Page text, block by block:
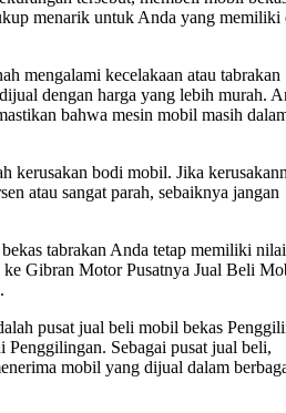
menarik untuk Anda yang memiliki
mengalami kecelakaan atau tabrakan
dengan harga yang lebih murah.
bahwa mesin mobil masih
kerusakan bodi mobil. Jika
atau sangat parah, sebaiknya jangan
tabrakan Anda tetap memiliki
ke Gibran Motor Pusatnya Jual Beli
pusat jual beli mobil bekas
Penggilingan. Sebagai pusat jual beli,
mobil yang dijual dalam